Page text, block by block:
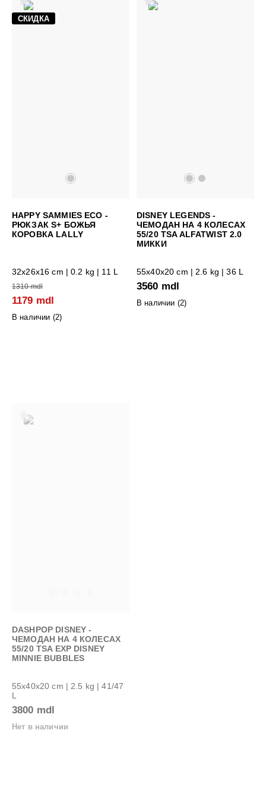
СКИДКА
HAPPY SAMMIES ECO -
РЮКЗАК S+ БОЖЬЯ
КОРОВКА LALLY
32x26x16 cm | 0.2 kg | 11 L
1310 mdl
1179 mdl
В наличии (2)
DISNEY LEGENDS -
ЧЕМОДАН НА 4 КОЛЕСАХ
55/20 TSA ALFATWIST 2.0
МИККИ
55x40x20 cm | 2.6 kg | 36 L
3560 mdl
В наличии (2)
DASHPOP DISNEY -
ЧЕМОДАН НА 4 КОЛЕСАХ
55/20 TSA EXP DISNEY
MINNIE BUBBLES
55x40x20 cm | 2.5 kg | 41/47
L
3800 mdl
Нет в наличии